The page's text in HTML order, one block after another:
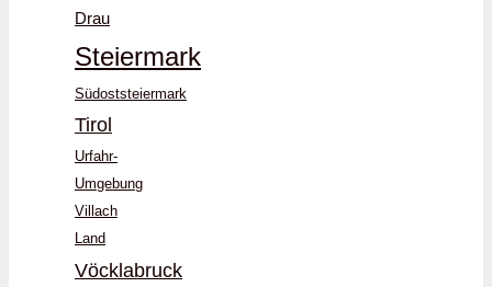
Drau
Steiermark
Südoststeiermark
Tirol
Urfahr-
Umgebung
Villach
Land
Vöcklabruck